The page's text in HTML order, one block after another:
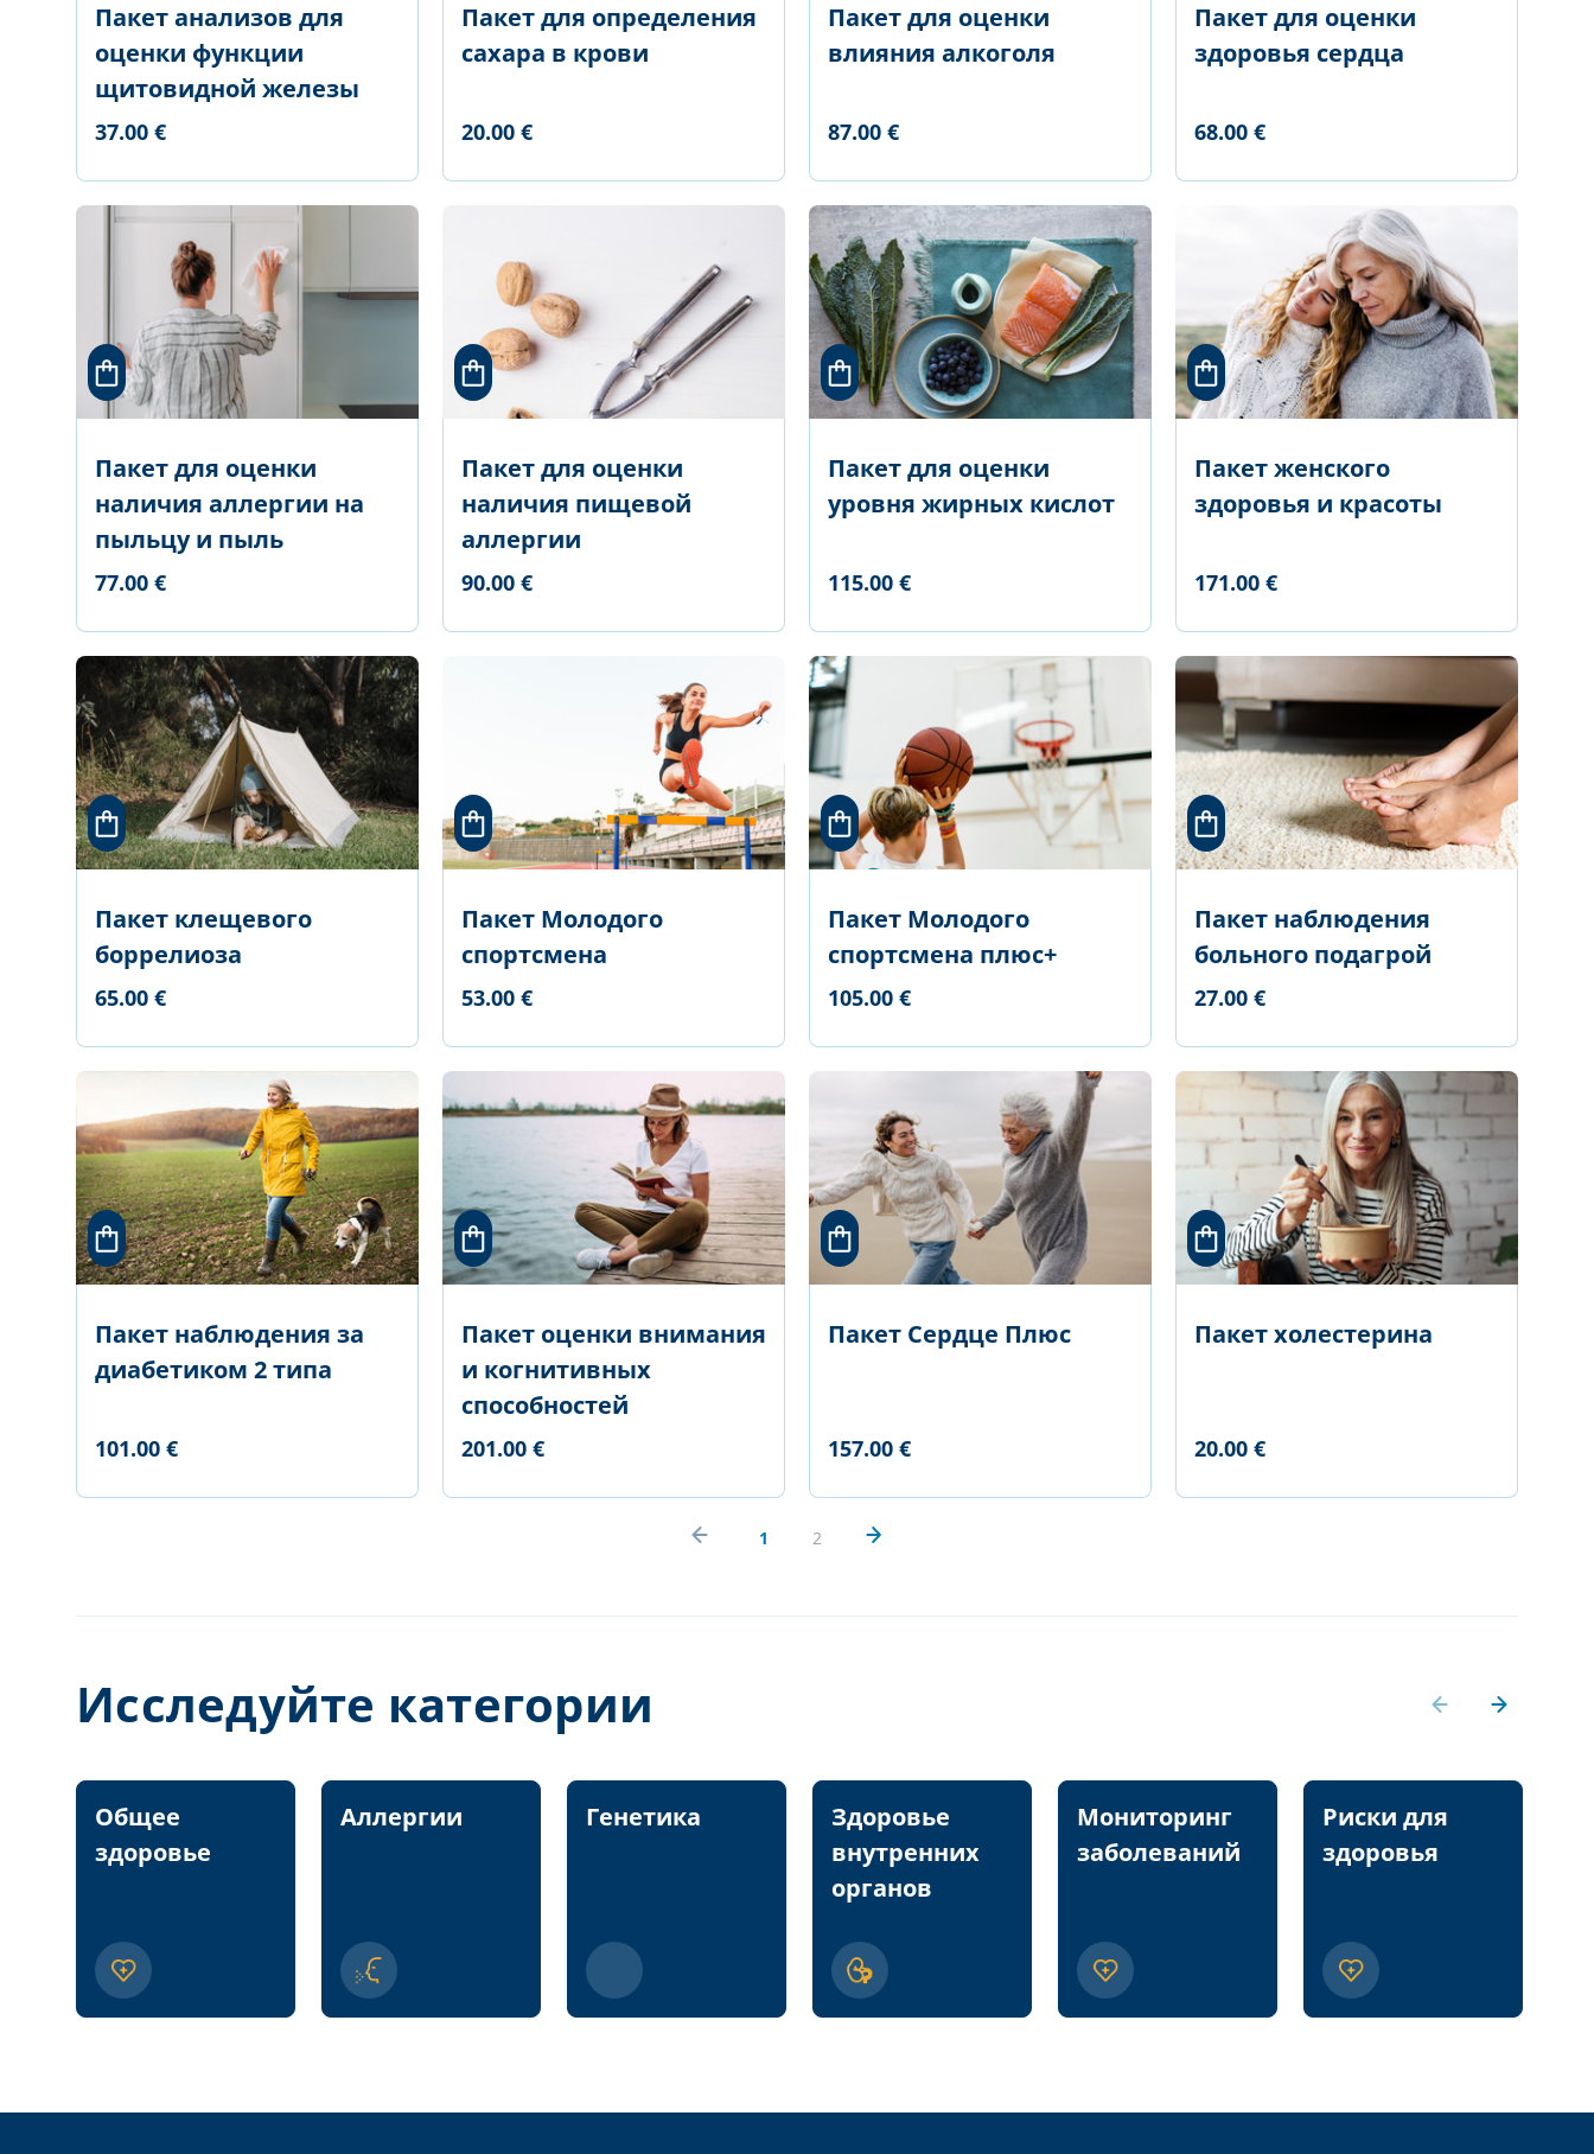
Пакет анализов для
оценки функции
щитовидной железы
37.00 €
Пакет для определения
сахара в крови
20.00 €
Пакет для оценки
влияния алкоголя
87.00 €
Пакет для оценки
здоровья сердца
68.00 €
Пакет для оценки
наличия аллергии на
пыльцу и пыль
77.00 €
Пакет для оценки
наличия пищевой
аллергии
90.00 €
Пакет для оценки
уровня жирных кислот
115.00 €
Пакет женского
здоровья и красоты
171.00 €
Пакет клещевого
боррелиоза
65.00 €
Пакет Молодого
спортсмена
53.00 €
Пакет Молодого
спортсмена плюс+
105.00 €
Пакет наблюдения
больного подагрой
27.00 €
Пакет наблюдения за
диабетиком 2 типа
101.00 €
Пакет оценки внимания
и когнитивных
способностей
201.00 €
Пакет Сердце Плюс
157.00 €
Пакет холестерина
20.00 €
1 2
Исследуйте категории
Общее
здоровье
Аллергии Генетика
Здоровье
внутренних
органов
Мониторинг
заболеваний
Риски для
здоровья